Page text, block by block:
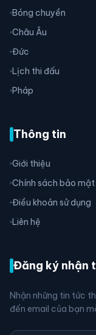
Bóng chuyền
Châu Âu
Đức
Lịch thi đấu
Pháp
Thông tin
Giới thiệu
Chính sách bảo mật
Điều khoản sử dụng
Liên hệ
Đăng ký nhận
Nhận những tin tức
đến email của bạn